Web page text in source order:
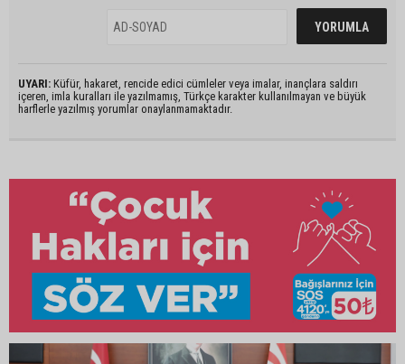
UYARI: Küfür, hakaret, rencide edici cümleler veya imalar, inançlara saldırı
içeren, imla kuralları ile yazılmamış, Türkçe karakter kullanılmayan ve büyük
harflerle yazılmış yorumlar onaylanmamaktadır.